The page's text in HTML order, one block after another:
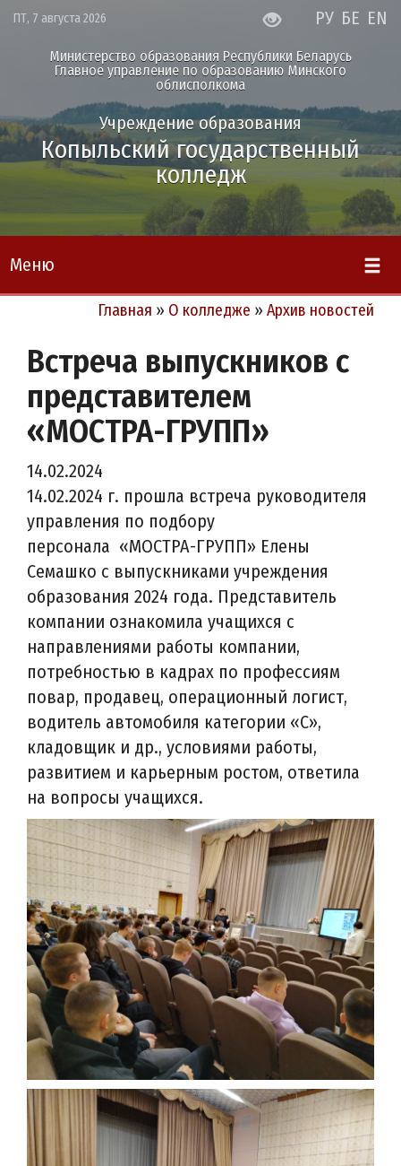
ПТ, 7 августа 2026 РУ БЕ EN
Министерство образования Республики Беларусь
Главное управление по образованию Минского
облисполкома
Учреждение образования
Копыльский государственный
колледж
Меню
Главная » О колледже » Архив новостей
Встреча выпускников с
представителем
«МОСТРА-ГРУПП»
14.02.2024
14.02.2024 г. прошла встреча руководителя
управления по подбору
персонала «МОСТРА-ГРУПП» Елены
Семашко с выпускниками учреждения
образования 2024 года. Представитель
компании ознакомила учащихся с
направлениями работы компании,
потребностью в кадрах по профессиям
повар, продавец, операционный логист,
водитель автомобиля категории «С»,
кладовщик и др., условиями работы,
развитием и карьерным ростом, ответила
на вопросы учащихся.